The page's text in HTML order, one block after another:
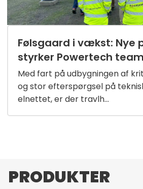
Følsgaard i vækst: Nye
styrker Powertech
Med fart på udbygningen af
og stor efterspørgsel på
elnettet, er der travlh...
PRODUKTER